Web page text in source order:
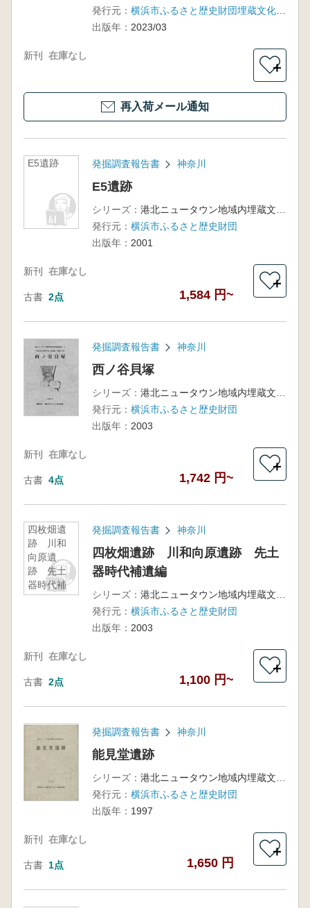
発行元：
横浜市ふるさと歴史財団埋蔵文化財センター
出版年： 2023/03
新刊 在庫なし
＋
再入荷メール通知
E5遺跡 発掘調査報告書 神奈川
E5遺跡
シリーズ：
発行元： 横浜市ふるさと歴史財団
出版年： 2001
新刊 在庫なし
古書 2点 1,584 円~
＋
発掘調査報告書 神奈川
西ノ谷貝塚
シリーズ：
発行元： 横浜市ふるさと歴史財団
出版年： 2003
新刊 在庫なし
古書 4点 1,742 円~
＋
四枚畑遺
跡 川和
向原遺
跡 先土
器時代補
遺編
発掘調査報告書 神奈川
四枚畑遺跡 川和向原遺跡 先土
器時代補遺編
シリーズ：
発行元： 横浜市ふるさと歴史財団
出版年： 2003
新刊 在庫なし
古書 2点 1,100 円~
＋
発掘調査報告書 神奈川
能見堂遺跡
シリーズ：
発行元： 横浜市ふるさと歴史財団
出版年： 1997
新刊 在庫なし
古書 1点 1,650 円
＋